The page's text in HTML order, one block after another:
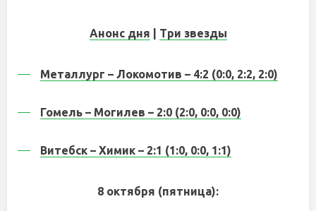
Анонс дня Три звезды
Металлург – Локомотив – 4:2 (0:0, 2:2, 2:0)
Гомель – Могилев – 2:0 (2:0, 0:0, 0:0)
Витебск – Химик – 2:1 (1:0, 0:0, 1:1)
8 октября (пятница):